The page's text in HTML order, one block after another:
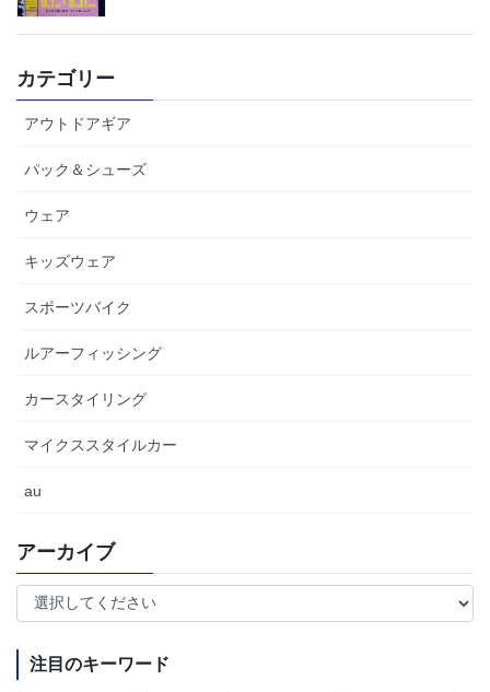
カテゴリー
アウトドアギア
パック＆シューズ
ウェア
キッズウェア
スポーツバイク
ルアーフィッシング
カースタイリング
マイクススタイルカー
au
アーカイブ
注目のキーワード